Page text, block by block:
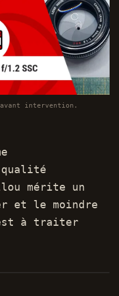
intervention.
mérite un
et le moindre
est à traiter